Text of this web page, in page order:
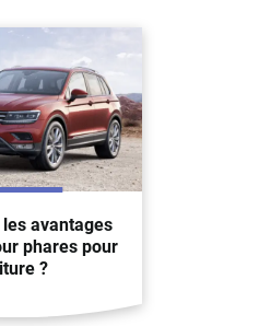
avantages
phares pour
?